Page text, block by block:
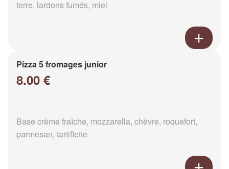
terre, lardons fumés, miel
Pizza 5 fromages junior
8.00 €
Base crème fraîche, mozzarella, chèvre, roquefort,
parmesan, tartiflette